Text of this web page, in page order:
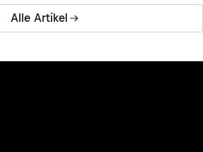
Alle Artikel